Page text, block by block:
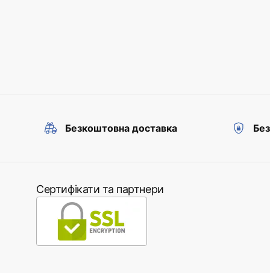
Безкоштовна доставка
Сертифікати та партнери